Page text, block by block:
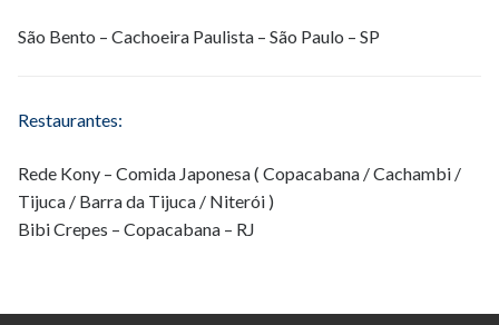
São Bento – Cachoeira Paulista – São Paulo – SP
Restaurantes:
Rede Kony – Comida Japonesa ( Copacabana / Cachambi /
Tijuca / Barra da Tijuca / Niterói )
Bibi Crepes – Copacabana – RJ